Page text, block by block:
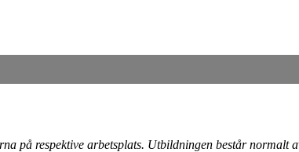
på respektive arbetsplats. Utbildningen består normalt